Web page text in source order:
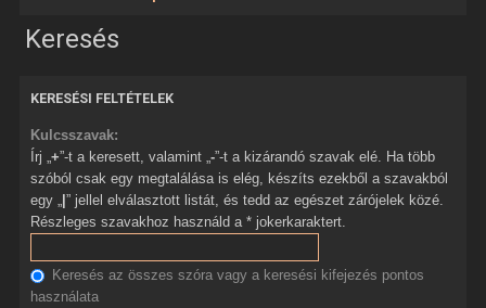
Keresés
KERESÉSI FELTÉTELEK
Kulcsszavak:
Írj „ +”-t a keresett, valamint „ -”-t a kizárandó szavak elé. Ha több
szóból csak egy megtalálása is elég, készíts ezekből a szavakból
egy „ |” jellel elválasztott listát, és tedd az egészet zárójelek közé.
Részleges szavakhoz használd a * jokerkaraktert.
Keresés az összes szóra vagy a keresési kifejezés pontos
használata